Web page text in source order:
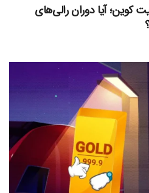
کوین؛ آیا دوران رالی‌های